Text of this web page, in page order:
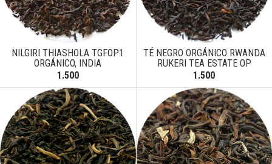
NILGIRI THIASHOLA TGFOP1
ORGÁNICO, INDIA
1.500
TÉ NEGRO ORGÁNICO RWANDA
RUKERI TEA ESTATE OP
1.500